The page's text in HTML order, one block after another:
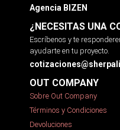
Agencia BIZEN
¿NECESITAS UNA
Escríbenos y te
ayudarte en tu proyecto.
OUT COMPANY
Sobre Out Company
Términos y Condiciones
Devoluciones